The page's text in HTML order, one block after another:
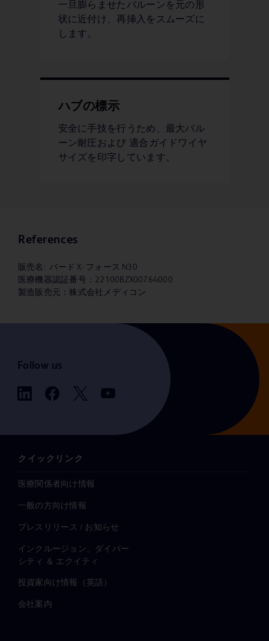
一旦膨らませたバルーンを元の形
状に近付け、再挿入をスムーズに
します。
ハブの標示
安全に手技を行うため、最大バル
ーン耐圧および 適合ガイドワイヤ
サイズを印字しています。
References
販売名: バード X- フォース N30
医療機器認証番号：22100BZX00764000
製造販売元：株式会社メディコン
Follow us
クイックリンク
医療関係者向け情報
一般の方向け情報
プレスリリース / お知らせ
インクルージョン、ダイバー
シティ ＆ エクイティ
投資家向け情報（英語）
会社案内